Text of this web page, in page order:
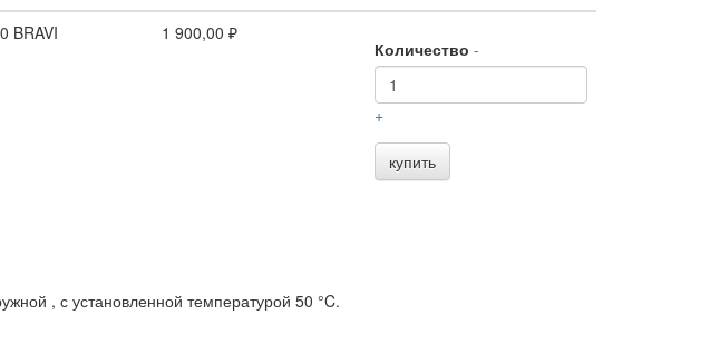
BRAVI 1 900,00 ₽
Количество -
+
купить
, с установленной температурой 50 °C.